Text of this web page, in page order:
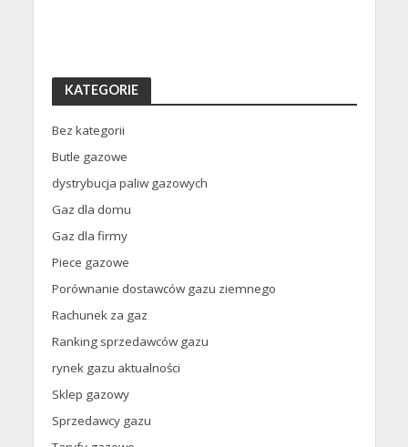
KATEGORIE
Bez kategorii
Butle gazowe
dystrybucja paliw gazowych
Gaz dla domu
Gaz dla firmy
Piece gazowe
Porównanie dostawców gazu ziemnego
Rachunek za gaz
Ranking sprzedawców gazu
rynek gazu aktualności
Sklep gazowy
Sprzedawcy gazu